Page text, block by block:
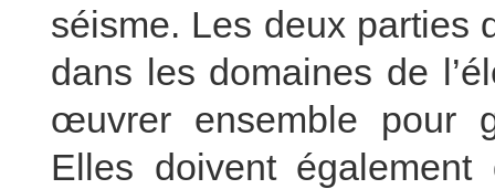
séisme. Les deux parties
dans les domaines de
œuvrer ensemble pour
Elles doivent